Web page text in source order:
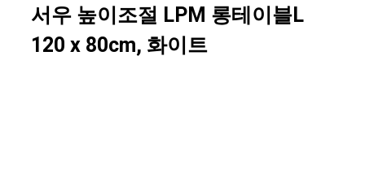
서우 높이조절 LPM 롱테이블L
120 x 80cm, 화이트